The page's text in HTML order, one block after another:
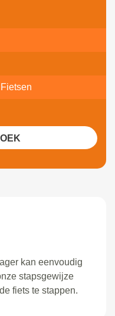
kan eenvoudig
stapsgewijze
fiets te stappen.